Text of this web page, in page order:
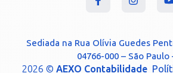
Sediada na Rua Olívia Guedes
04766-000 – São Paulo
2026 ©AEXO Contabilidade